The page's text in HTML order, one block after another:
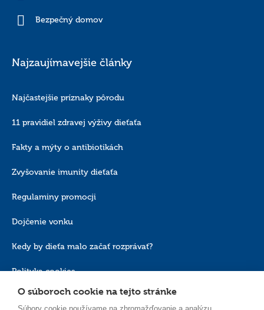
Bezpečný domov
Najzaujímavejšie články
Najčastejšie príznaky pôrodu
11 pravidiel zdravej výživy dieťaťa
Fakty a mýty o antibiotikách
Zvyšovanie imunity dieťaťa
Regulaminy promocji
Dojčenie vonku
Kedy by dieťa malo začať rozprávať?
Polityka cookies
O súboroch cookie na tejto stránke